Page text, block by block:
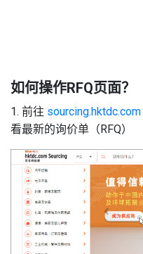
如何操作RFQ页面？
1. 前往 sourcing.hktdc.com
看最新的询价单（RFQ）